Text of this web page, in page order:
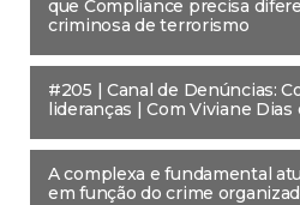
que Compliance precisa
criminosa de terrorismo
#205 | Canal de Denúncias:
lideranças | Com Viviane
A complexa e fundamental
em função do crime